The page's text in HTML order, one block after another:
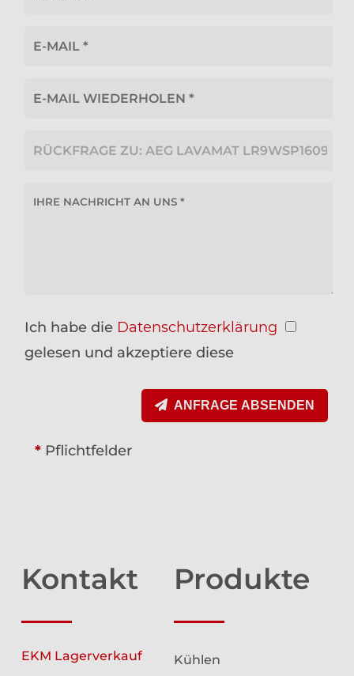
Ich habe die Datenschutzerklärung
gelesen und akzeptiere diese
ANFRAGE ABSENDEN
*Pflichtfelder
Kontakt
EKM Lagerverkauf
Produkte
Kühlen